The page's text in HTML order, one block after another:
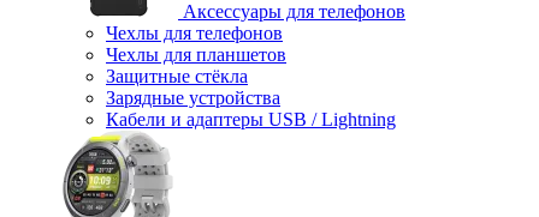
Аксессуары для телефонов
Чехлы для телефонов
Чехлы для планшетов
Защитные стёкла
Зарядные устройства
Кабели и адаптеры USB / Lightning